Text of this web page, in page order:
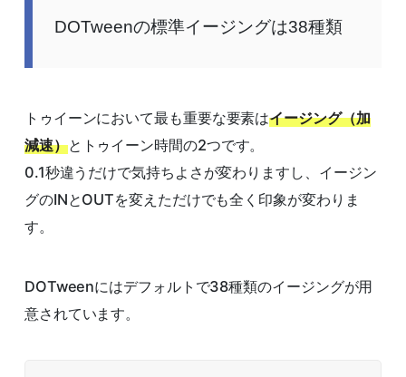
DOTweenの標準イージングは38種類
トゥイーンにおいて最も重要な要素はイージング（加
減速）とトゥイーン時間の2つです。
0.1秒違うだけで気持ちよさが変わりますし、イージン
グのINとOUTを変えただけでも全く印象が変わりま
す。
DOTweenにはデフォルトで38種類のイージングが用
意されています。